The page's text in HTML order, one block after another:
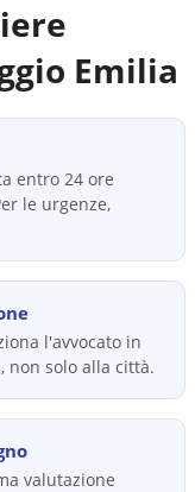
Emilia
entro 24 ore
le urgenze,
l'avvocato in
non solo alla città.
valutazione